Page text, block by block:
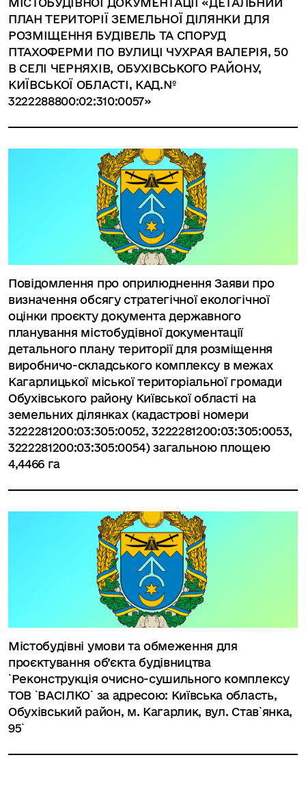
ПЛАН ТЕРИТОРІЇ ЗЕМЕЛЬНОЇ ДІЛЯНКИ ДЛЯ
РОЗМІЩЕННЯ БУДІВЕЛЬ ТА СПОРУД
ПТАХОФЕРМИ ПО ВУЛИЦІ ЧУХРАЯ ВАЛЕРІЯ, 50
В СЕЛІ ЧЕРНЯХІВ, ОБУХІВСЬКОГО РАЙОНУ,
КИЇВСЬКОЇ ОБЛАСТІ, КАД.№
3222288800:02:310:0057»
Повідомлення про оприлюднення Заяви про
визначення обсягу стратегічної екологічної
оцінки проєкту документа державного
планування містобудівної документації
детального плану території для розміщення
виробничо-складського комплексу в межах
Кагарлицької міської територіальної громади
Обухівського району Київської області на
земельних ділянках (кадастрові номери
3222281200:03:305:0052, 3222281200:03:305:0053,
3222281200:03:305:0054) загальною площею
4,4466 га
Містобудівні умови та обмеження для
проєктування об’єкта будівництва
`Реконструкція очисно-сушильного комплексу
ТОВ `ВАСІЛКО` за адресою: Київська область,
Обухівський район, м. Кагарлик, вул. Став`янка,
95`